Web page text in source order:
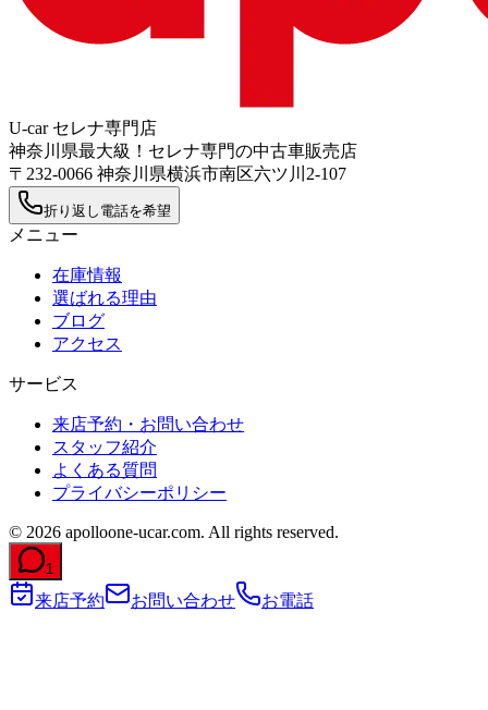
U-car セレナ専門店
神奈川県最大級！セレナ専門の中古車販売店
〒 232-0066 神奈川県横浜市南区六ツ川2-107
折り返し電話を希望
メニュー
在庫情報
選ばれる理由
ブログ
アクセス
サービス
来店予約・お問い合わせ
スタッフ紹介
よくある質問
プライバシーポリシー
© 2026 apolloone-ucar.com. All rights reserved.
1
来店予約 お問い合わせ お電話